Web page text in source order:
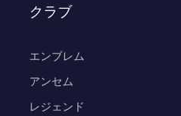
クラブ
エンブレム
アンセム
レジェンド